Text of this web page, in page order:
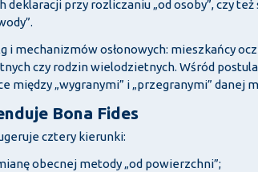
deklaracji przy rozliczaniu „od osoby”, czy
i mechanizmów osłonowych: mieszkańcy
czy rodzin wielodzietnych. Wśród
między „wygranymi” i „przegranymi” danej
Bona Fides
cztery kierunki:
obecnej metody „od powierzchni”;